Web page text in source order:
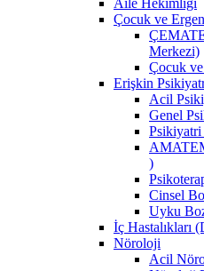
Çocuk ve
Merkezi)
Çocuk
Erişkin
Acil
Genel
)
Cinsel
Uyku
İç Hastalıkları
Nöroloji
Acil